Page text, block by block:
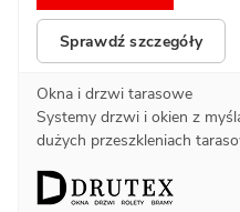
Sprawdź szczegóły
Okna i drzwi tarasowe
Systemy drzwi i okien z
dużych przeszkleniach